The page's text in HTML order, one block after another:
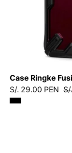
Case Ringke
S/. 29.00 PEN